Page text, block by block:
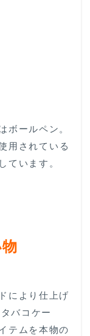
ボールペン。
用されている
ています。
により仕上げ
バコケー
テムを本物の